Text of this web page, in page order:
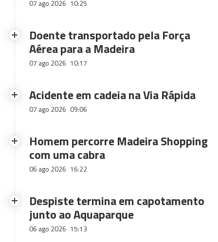
07 ago 2026 10:25
Doente transportado pela Força
Aérea para a Madeira
07 ago 2026 10:17
Acidente em cadeia na Via Rápida
07 ago 2026 09:06
Homem percorre Madeira Shopping
com uma cabra
06 ago 2026 16:22
Despiste termina em capotamento
junto ao Aquaparque
06 ago 2026 15:13